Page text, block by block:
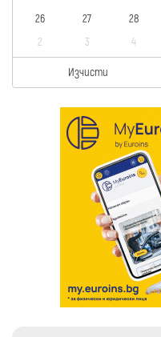
26
27 28
2
3 4
Изчисти